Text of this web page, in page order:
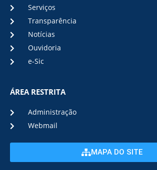
Serviços
Transparência
Notícias
Ouvidoria
e-Sic
ÁREA RESTRITA
Administração
Webmail
MAPA DO SITE